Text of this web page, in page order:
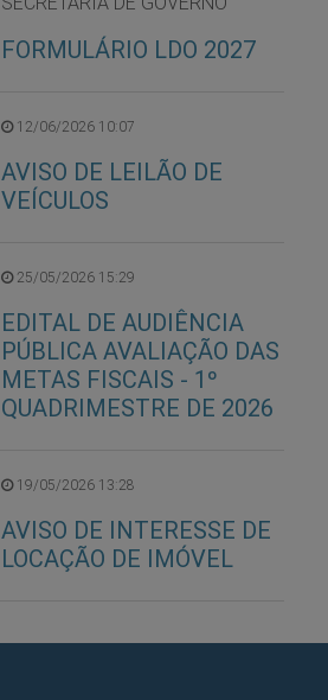
FORMULÁRIO LDO 2027
12/06/2026 10:07
AVISO DE LEILÃO DE
VEÍCULOS
25/05/2026 15:29
EDITAL DE AUDIÊNCIA
PÚBLICA AVALIAÇÃO DAS
METAS FISCAIS - 1º
QUADRIMESTRE DE 2026
19/05/2026 13:28
AVISO DE INTERESSE DE
LOCAÇÃO DE IMÓVEL